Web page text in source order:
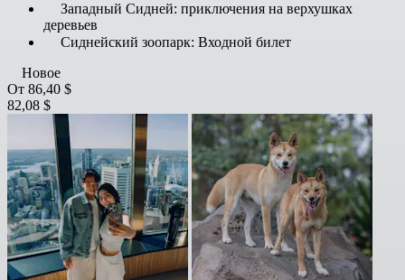
Западный Сидней: приключения на верхушках
деревьев
Сиднейский зоопарк: Входной билет
Новое
От 86,40 $
82,08 $